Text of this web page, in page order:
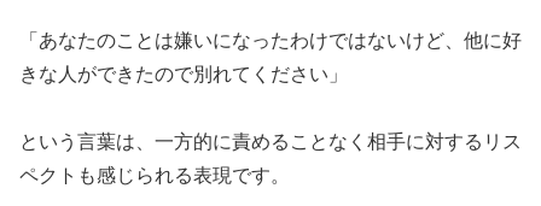
「あなたのことは嫌いになったわけではないけど、他に好
きな人ができたので別れてください」
という言葉は、一方的に責めることなく相手に対するリス
ペクトも感じられる表現です。